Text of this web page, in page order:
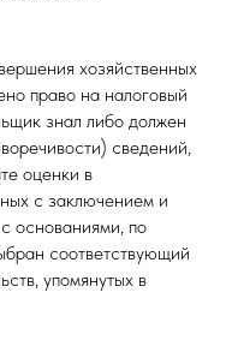
хозяйственных
право на налоговый
знал либо должен
сведений,
оценки в
с заключением и
основаниями, по
соответствующий
упомянутых в